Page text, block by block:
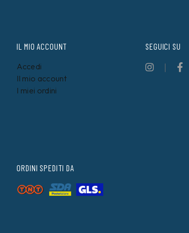
IL MIO ACCOUNT
Accedi
Il mio account
I miei ordini
ORDINI SPEDITI DA
SEGUICI SU